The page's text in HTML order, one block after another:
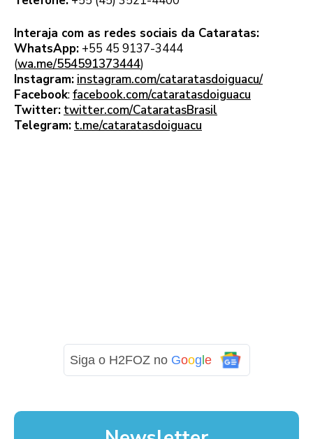
Interaja com as redes sociais da Cataratas:
WhatsApp: +55 45 9137-3444
(wa.me/554591373444)
Instagram: instagram.com/cataratasdoiguacu/
Facebook:facebook.com/cataratasdoiguacu
Twitter: twitter.com/CataratasBrasil
Telegram: t.me/cataratasdoiguacu
Siga o H2FOZ no Goog e